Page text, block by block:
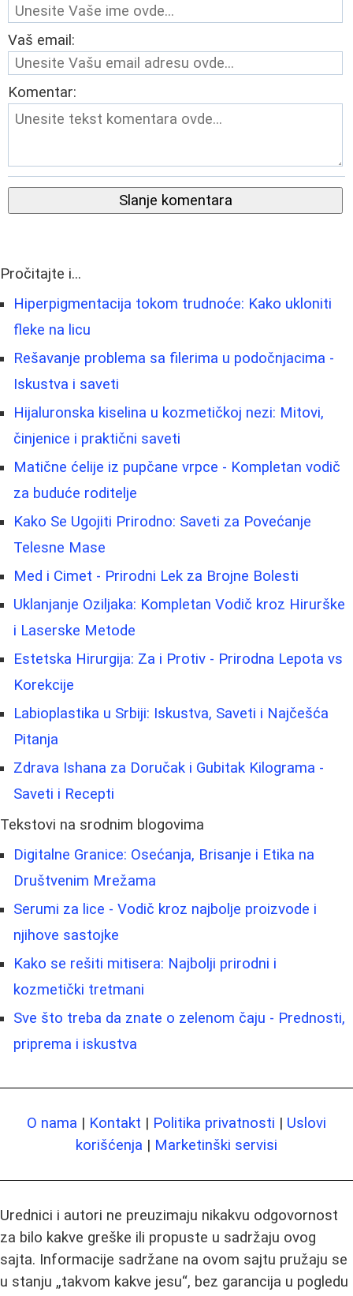
Vaš email:
Komentar:
Slanje komentara
Pročitajte i...
Hiperpigmentacija tokom trudnoće: Kako ukloniti
fleke na licu
Rešavanje problema sa filerima u podočnjacima -
Iskustva i saveti
Hijaluronska kiselina u kozmetičkoj nezi: Mitovi,
činjenice i praktični saveti
Matične ćelije iz pupčane vrpce - Kompletan vodič
za buduće roditelje
Kako Se Ugojiti Prirodno: Saveti za Povećanje
Telesne Mase
Med i Cimet - Prirodni Lek za Brojne Bolesti
Uklanjanje Oziljaka: Kompletan Vodič kroz Hirurške
i Laserske Metode
Estetska Hirurgija: Za i Protiv - Prirodna Lepota vs
Korekcije
Labioplastika u Srbiji: Iskustva, Saveti i Najčešća
Pitanja
Zdrava Ishana za Doručak i Gubitak Kilograma -
Saveti i Recepti
Tekstovi na srodnim blogovima
Digitalne Granice: Osećanja, Brisanje i Etika na
Društvenim Mrežama
Serumi za lice - Vodič kroz najbolje proizvode i
njihove sastojke
Kako se rešiti mitisera: Najbolji prirodni i
kozmetički tretmani
Sve što treba da znate o zelenom čaju - Prednosti,
priprema i iskustva
O nama | Kontakt | Politika privatnosti | Uslovi
korišćenja | Marketinški servisi
Urednici i autori ne preuzimaju nikakvu odgovornost
za bilo kakve greške ili propuste u sadržaju ovog
sajta. Informacije sadržane na ovom sajtu pružaju se
u stanju „takvom kakve jesu“, bez garancija u pogledu